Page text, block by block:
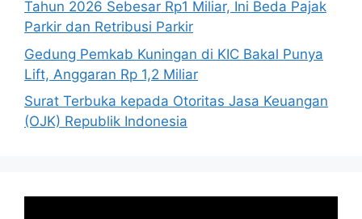
Tahun 2026 Sebesar Rp1 Miliar, Ini Beda Pajak
Parkir dan Retribusi Parkir
Gedung Pemkab Kuningan di KIC Bakal Punya
Lift, Anggaran Rp 1,2 Miliar
Surat Terbuka kepada Otoritas Jasa Keuangan
(OJK) Republik Indonesia